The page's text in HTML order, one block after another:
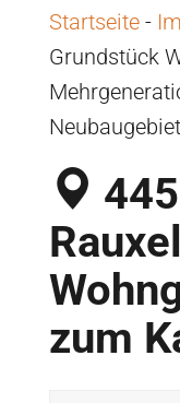
Startseite-
Grundstück
zum